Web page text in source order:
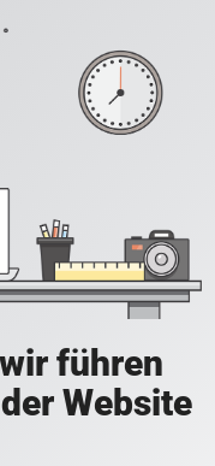
führen
Website